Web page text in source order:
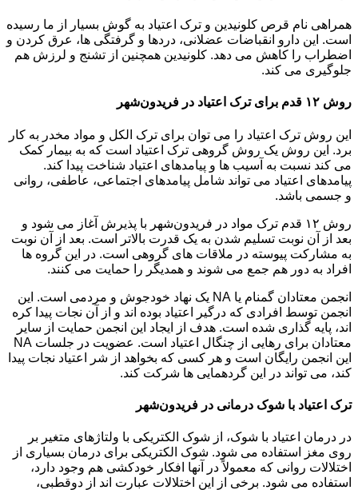
همراهی نام قرص کلونیدین و ترک اعتیاد به گوش بسیار از ما رسیده
است. این دارو انقباضات عضلانی، دردها و گرفتگی ها، عرق کردن و
اضطراب را کاهش می دهد. کلونیدین همچنین از تشنج و لرزش هم
جلوگیری می کند.
روش ۱۲ قدم برای ترک اعتیاد در فریدون‌شهر
این روش ترک اعتیاد را می توان برای ترک الکل و مواد مخدر به کار
برد. این روش یک روش گروهی ترک اعتیاد است که به بیمار کمک
می کند نسبت به آسیب ها و پیامدهای اعتیاد شناخت پیدا کند.
پیامدهای اعتیاد می تواند شامل پیامدهای اجتماعی، عاطفی، روانی
و جسمی باشد.
روش ۱۲ قدم ترک مواد در فریدون‌شهر با پذیرش آغاز می شود و
بعد از آن نوبت تسلیم شدن به یک قدرت بالاتر است. بعد از آن نوبت
به مشارکت پیوسته در ملاقات های گروهی است. در این گروه ها
افراد به دور هم جمع می شوند و همدیگر را حمایت می کنند.
انجمن معتادان گمنام یا NA یک نهاد خودجوش و مردمی است. این
انجمن توسط افرادی که درگیر اعتیاد بوده اند و از آن نجات پیدا کره
اند، پایه گذاری شده است. هدف از ایجاد این انجمن حمایت از سایر
معتادان برای رهایی از چنگال اعتیاد است. عضویت در جلسات NA
این انجمن رایگان است و هر کسی که بخواهد از شر اعتیاد نجات پیدا
کند، می تواند در این گردهمایی ها شرکت کند.
ترک اعتیاد با شوک درمانی در فریدون‌شهر
در درمان اعتیاد با شوک، از شوک الکتریکی با ولتاژهای متغیر بر
روی مغز استفاده می شود. شوک الکتریکی برای درمان بسیاری از
اختلالات روانی که معمولاً در آنها افکار خودکشی هم وجود دارد،
استفاده می شود. برخی از این اختلالات عبارت اند از دوقطبی،